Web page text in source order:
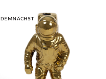
DEMNÄCHST